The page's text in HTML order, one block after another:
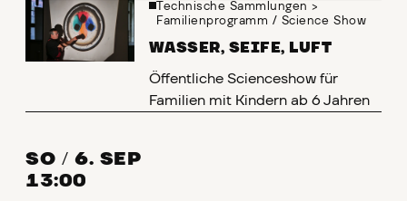
Technische Sammlungen>
Familienprogramm / Science Show
WASSER, SEIFE, LUFT
Öffentliche Scienceshow für
Familien mit Kindern ab 6 Jahren
SO /6. SEP
13:00